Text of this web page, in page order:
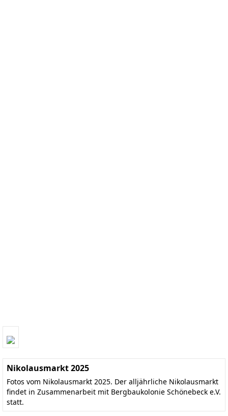
Nikolausmarkt 2025
Fotos vom Nikolausmarkt 2025. Der alljährliche Nikolausmarkt
findet in Zusammenarbeit mit Bergbaukolonie Schönebeck e.V.
statt.